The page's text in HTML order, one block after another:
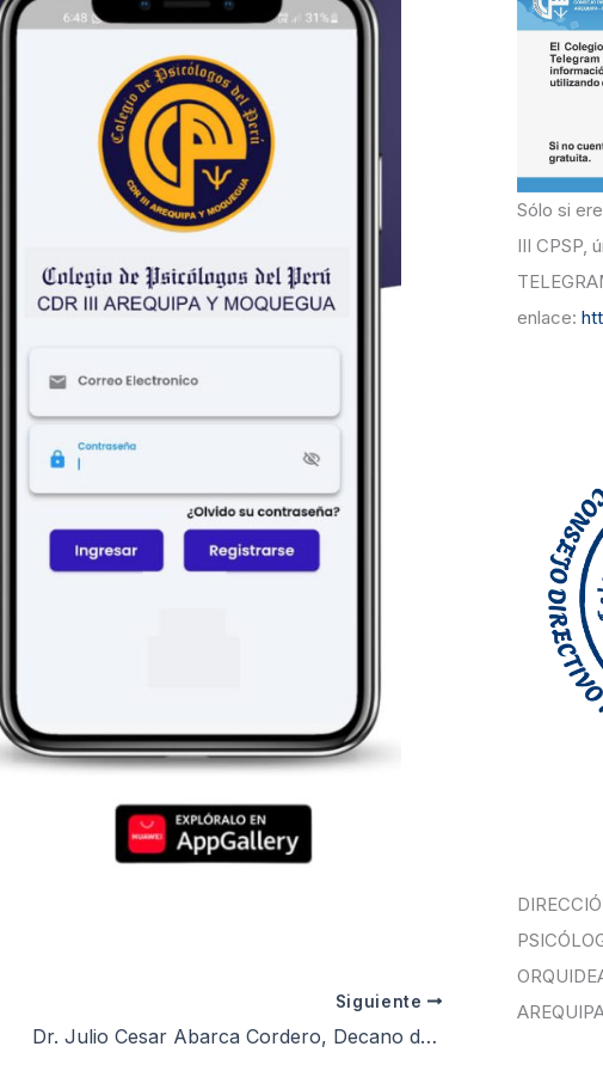
Siguiente
Dr. Julio Cesar Abarca Cordero, Decano del CDR III CPSP, invita a la Comunidad Psicológica a Egresados de Psicología a participar de Concurso Público por primera vez con tantas plazas para Psicología
r
:
Sólo si
III CPSP,
enlace:
DIRECCIÓN DEL COLEGIO DE